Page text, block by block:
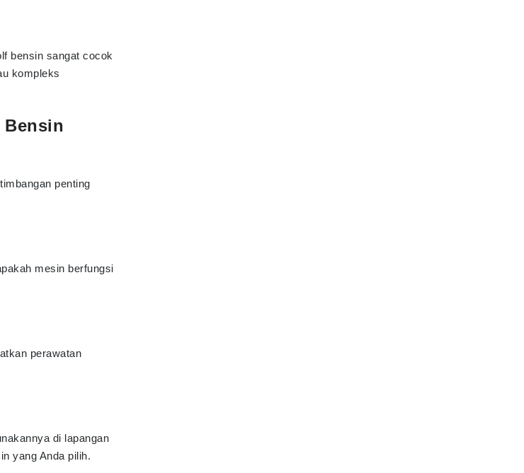
bensin sangat cocok
kompleks
Bensin
penting
mesin berfungsi
perawatan
di lapangan
yang Anda pilih.